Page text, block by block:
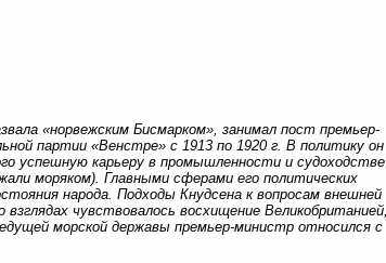
«норвежским Бисмарком», занимал пост премьер-
партии «Венстре» с 1913 по 1920 г. В политику он
успешную карьеру в промышленности и судоходстве
моряком). Главными сферами его политических
народа. Подходы Кнудсена к вопросам внешней
чувствовалось восхищение Великобританией,
морской державы премьер-министр относился с